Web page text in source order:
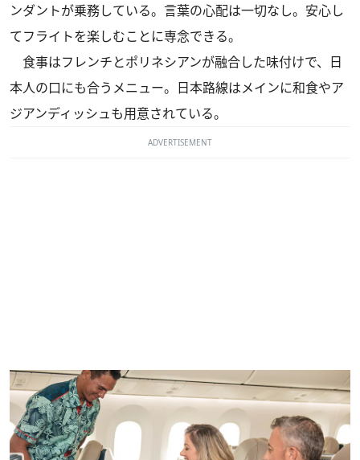
ンダントが乗務している。言葉の心配は一切なし。安心し
てフライトを楽しむことに専念できる。
食事はフレンチとポリネシアンが融合した味付けで、日
本人の口にも合うメニュー。日本路線はメインに和食やア
ジアンディッシュも用意されている。
ADVERTISEMENT